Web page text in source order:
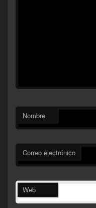
Nombre
Correo electrónico
Web